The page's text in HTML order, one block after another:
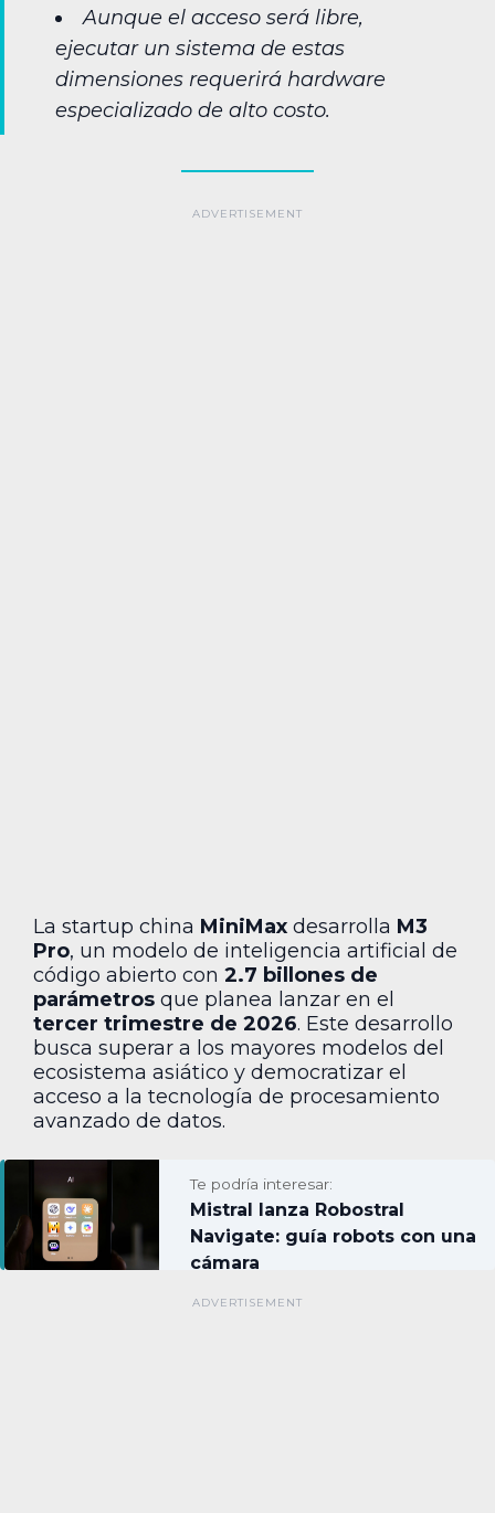
Aunque el acceso será libre,
ejecutar un sistema de estas
dimensiones requerirá hardware
especializado de alto costo.
La startup china MiniMax desarrolla M3
Pro, un modelo de inteligencia artificial de
código abierto con 2.7 billones de
parámetros que planea lanzar en el
tercer trimestre de 2026. Este desarrollo
busca superar a los mayores modelos del
ecosistema asiático y democratizar el
acceso a la tecnología de procesamiento
avanzado de datos.
Te podría interesar:
Mistral lanza Robostral
Navigate: guía robots con una
cámara